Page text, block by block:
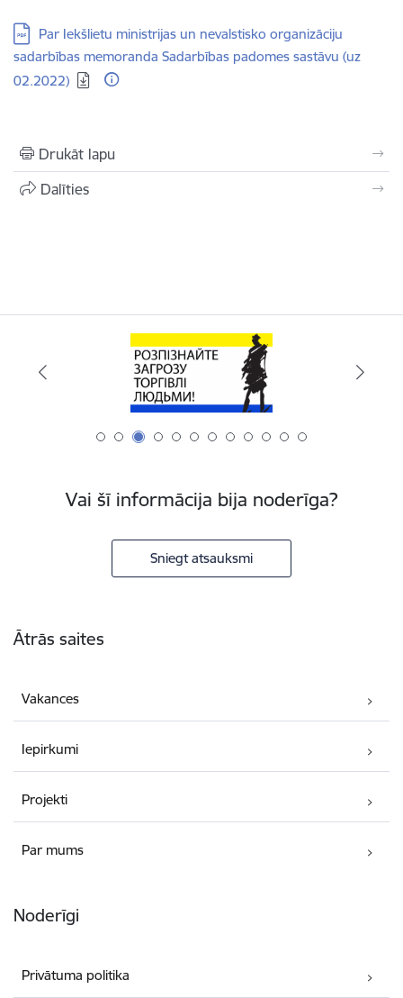
Lejupielādēt:
Par Iekšlietu ministrijas un nevalstisko organizāciju
sadarbības memoranda Sadarbības padomes sastāvu (uz
02.2022)
Drukāt lapu
Dalīties
Vai šī informācija bija noderīga?
Sniegt atsauksmi
Ātrās saites
Vakances
Iepirkumi
Projekti
Par mums
Noderīgi
Privātuma politika